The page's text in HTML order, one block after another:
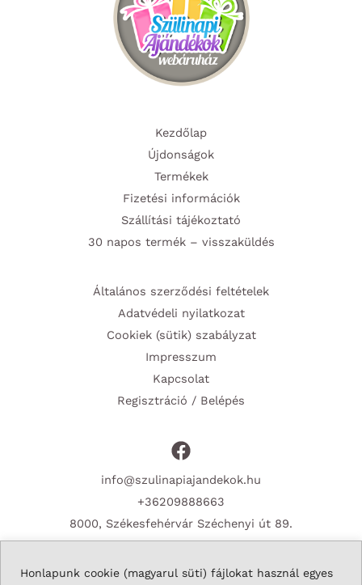
Honlapunk cookie (magyarul süti) fájlokat használ egyes
Kezdőlap
Újdonságok
Termékek
Fizetési információk
Szállítási tájékoztató
30 napos termék – visszaküldés
Általános szerződési feltételek
Adatvédeli nyilatkozat
Cookiek (sütik) szabályzat
Impresszum
Kapcsolat
Regisztráció / Belépés
info@szulinapiajandekok.hu
+36209888663
8000, Székesfehérvár Széchenyi út 89.